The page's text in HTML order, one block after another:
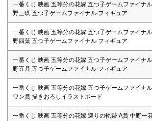
一番くじ 映画 五等分の花嫁 五つ子ゲームファイナ
野三玖 五つ子ゲームファイナル フィギュア
一番くじ 映画 五等分の花嫁 五つ子ゲームファイナ
野四葉 五つ子ゲームファイナル フィギュア
一番くじ 映画 五等分の花嫁 五つ子ゲームファイナ
野五月 五つ子ゲームファイナル フィギュア
一番くじ 映画 五等分の花嫁 五つ子ゲームファイナ
ワン賞 描きおろしイラストボード
一番くじ 映画 五等分の花嫁 巡りの軌跡 A賞 中野一